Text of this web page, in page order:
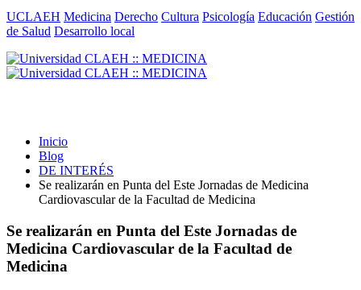
UCLAEH Medicina Derecho Cultura Psicología Educación Gestión
de Salud Desarrollo local
Inicio
Blog
DE INTERÉS
Se realizarán en Punta del Este Jornadas de Medicina
Cardiovascular de la Facultad de Medicina
Se realizarán en Punta del Este Jornadas de
Medicina Cardiovascular de la Facultad de
Medicina